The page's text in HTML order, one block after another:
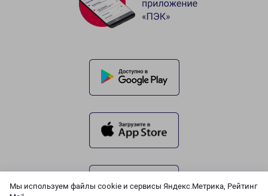
Мы используем файлы cookie и сервисы Яндекс.Метрика, Рейтинг